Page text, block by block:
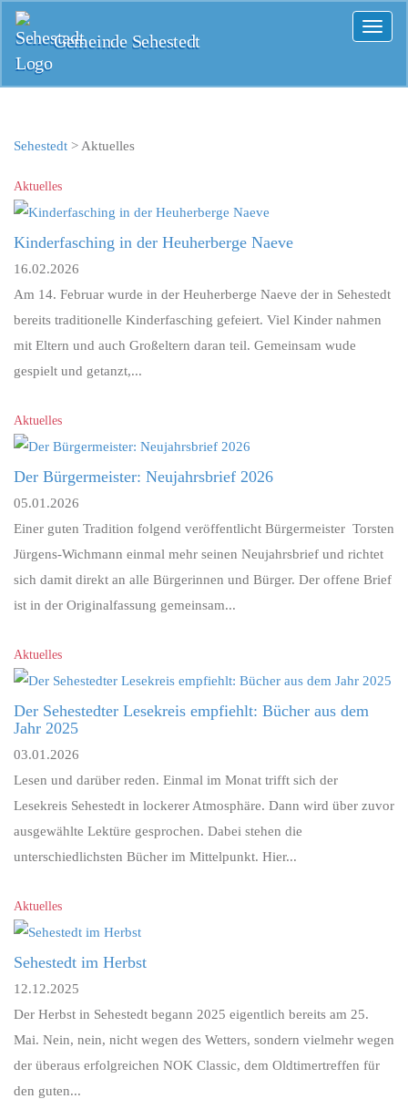
Gemeinde Sehestedt
Sehestedt > Aktuelles
Aktuelles
Kinderfasching in der Heuherberge Naeve
16.02.2026
Am 14. Februar wurde in der Heuherberge Naeve der in Sehestedt
bereits traditionelle Kinderfasching gefeiert. Viel Kinder nahmen
mit Eltern und auch Großeltern daran teil. Gemeinsam wude
gespielt und getanzt,...
Aktuelles
Der Bürgermeister: Neujahrsbrief 2026
05.01.2026
Einer guten Tradition folgend veröffentlicht Bürgermeister Torsten
Jürgens-Wichmann einmal mehr seinen Neujahrsbrief und richtet
sich damit direkt an alle Bürgerinnen und Bürger. Der offene Brief
ist in der Originalfassung gemeinsam...
Aktuelles
Der Sehestedter Lesekreis empfiehlt: Bücher aus dem
Jahr 2025
03.01.2026
Lesen und darüber reden. Einmal im Monat trifft sich der
Lesekreis Sehestedt in lockerer Atmosphäre. Dann wird über zuvor
ausgewählte Lektüre gesprochen. Dabei stehen die
unterschiedlichsten Bücher im Mittelpunkt. Hier...
Aktuelles
Sehestedt im Herbst
12.12.2025
Der Herbst in Sehestedt begann 2025 eigentlich bereits am 25.
Mai. Nein, nein, nicht wegen des Wetters, sondern vielmehr wegen
der überaus erfolgreichen NOK Classic, dem Oldtimertreffen für
den guten...